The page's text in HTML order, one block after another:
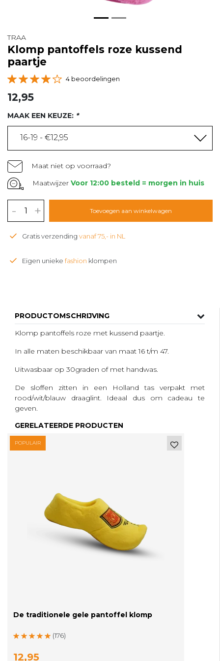
PRODUCTOMSCHRIJVING
Klomp pantoffels roze met kussend paartje.
In alle maten beschikbaar van maat 16 t/m 47.
Uitwasbaar op 30graden of met handwas.
De sloffen zitten in een Holland tas verpakt met
rood/wit/blauw draaglint. Ideaal dus om cadeau te
geven.
GERELATEERDE PRODUCTEN
POPULAIR
De traditionele gele pantoffel klomp
(176)
12,95
TRAA
Klomp pantoffels roze kussend
paartje
4 beoordelingen
12,95
MAAK EEN KEUZE: *
16-19 - €12,95
Maat niet op voorraad?
Maatwijzer Voor 12:00 besteld = morgen in huis
- + Toevoegen aan winkelwagen
Gratis verzending vanaf 75,- in NL
Eigen unieke fashion klompen